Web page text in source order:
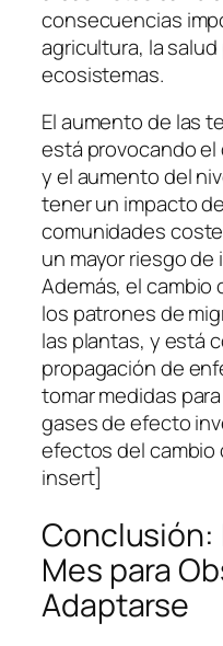
consecuencias
agricultura, la
ecosistemas.
El aumento de las
está provocando
y el aumento del
tener un impacto
comunidades
un mayor riesgo
Además, el
los patrones de
las plantas, y está
propagación de
tomar medidas
gases de efecto
efectos del cambio
insert]
Conclusión:
Mes para
Adaptarse